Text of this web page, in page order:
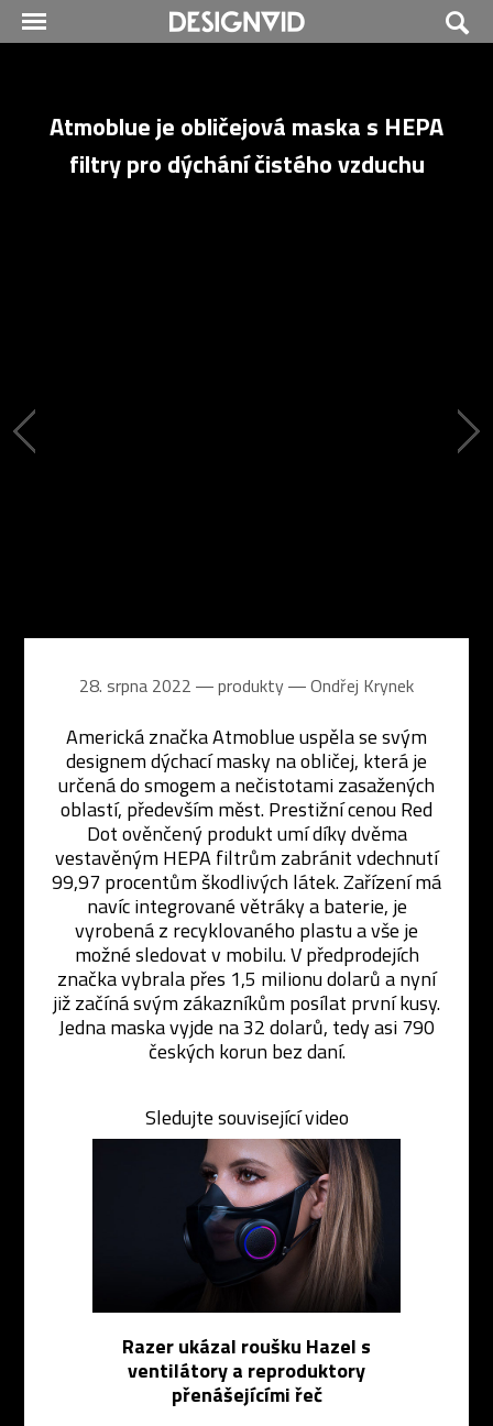
Atmoblue je obličejová maska s HEPA
filtry pro dýchání čistého vzduchu
28. srpna 2022 ― produkty ―Ondřej Krynek
Americká značka Atmoblue uspěla se svým
designem dýchací masky na obličej, která je
určená do smogem a nečistotami zasažených
oblastí, především měst. Prestižní cenou Red
Dot ověnčený produkt umí díky dvěma
vestavěným HEPA filtrům zabránit vdechnutí
99,97 procentům škodlivých látek. Zařízení má
navíc integrované větráky a baterie, je
vyrobená z recyklovaného plastu a vše je
možné sledovat v mobilu. V předprodejích
značka vybrala přes 1,5 milionu dolarů a nyní
již začíná svým zákazníkům posílat první kusy.
Jedna maska vyjde na 32 dolarů, tedy asi 790
českých korun bez daní.
Sledujte související video
Razer ukázal roušku Hazel s
ventilátory a reproduktory
přenášejícími řeč